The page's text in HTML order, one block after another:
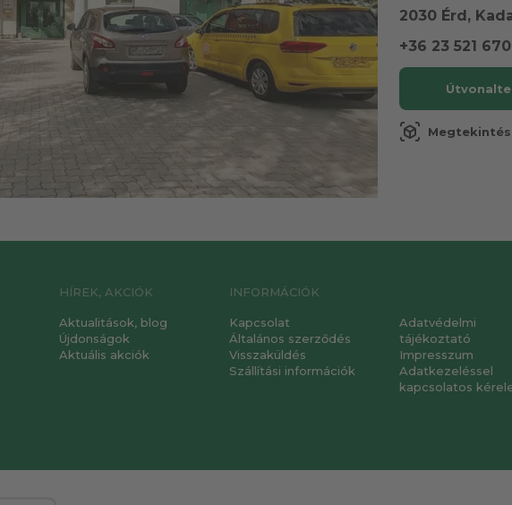
2030 Érd,
+36 23 521 670
view_in_ar
HÍREK, AKCIÓK
Aktualitások, blog
Újdonságok
Aktuális akciók
INFORMÁCIÓK
Kapcsolat
Általános szerződés
Visszaküldés
Szállítási információk
Adatvédelmi
tájékoztató
Impresszum
Adatkezeléssel
kapcsolatos